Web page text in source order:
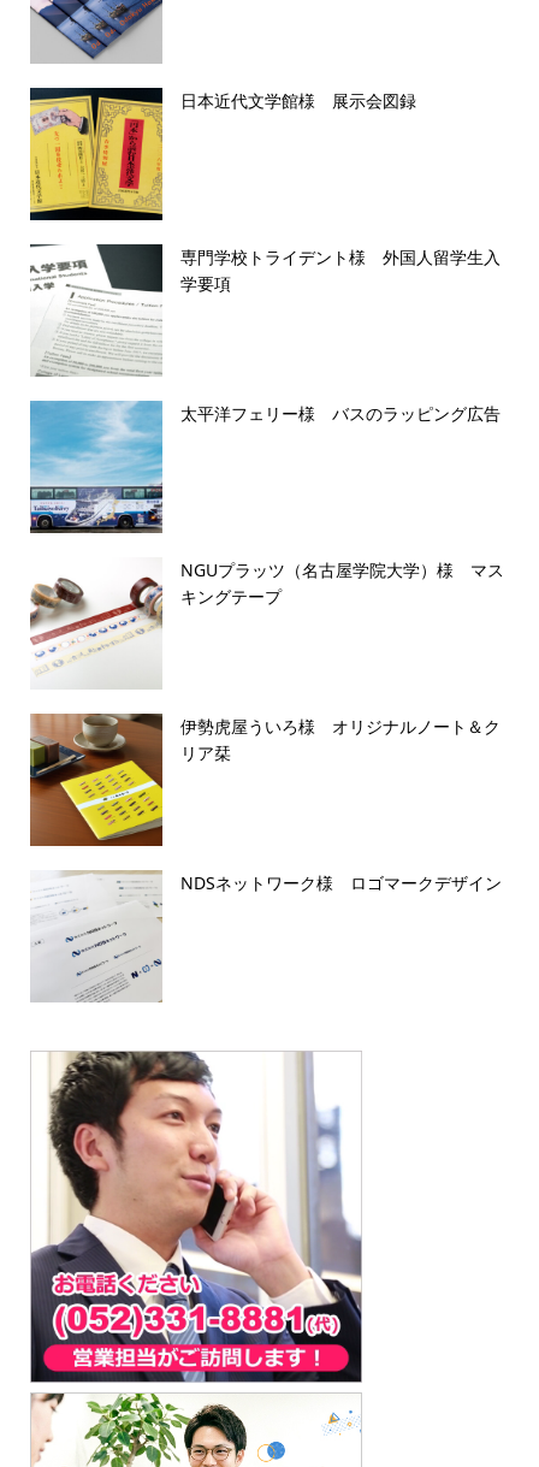
日本近代文学館様 展示会図録
専門学校トライデント様 外国人留学生入
学要項
太平洋フェリー様 バスのラッピング広告
NGUプラッツ（名古屋学院大学）様 マス
キングテープ
伊勢虎屋ういろ様 オリジナルノート＆ク
リア栞
NDSネットワーク様 ロゴマークデザイン